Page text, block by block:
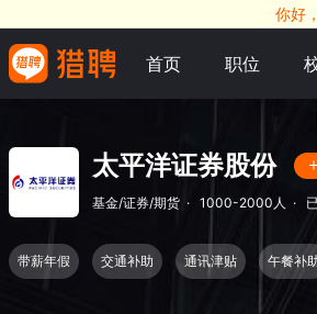
你好
首页 职位
太平洋证券股份
基金/证券/期货 · 1000-2000人 ·
带薪年假 交通补助 通讯津贴 午餐补